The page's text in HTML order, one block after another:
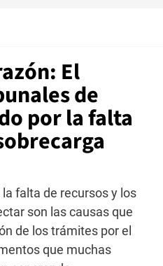
El
de
por la falta
falta de recursos y los
son las causas que
de los trámites por el
que muchas